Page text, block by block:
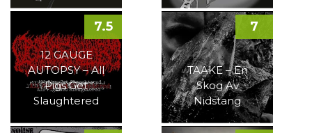
12 GAUGE
AUTOPSY – All
Pigs Get
Slaughtered
7.5
TAAKE – En
Skog Av
Nidstang
7